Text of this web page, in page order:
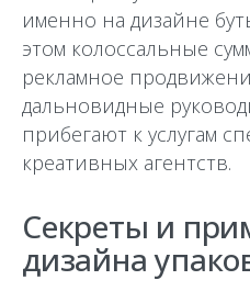
именно на дизайне
этом колоссальные
рекламное
дальновидные
прибегают к услугам
креативных агентств.
Секреты и
дизайна